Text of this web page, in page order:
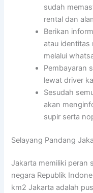
sudah
rental dan
Berikan
atau identitas
melalui
Pembayaran
lewat driver
Sesudah
akan
supir serta
Selayang Pandang
Jakarta memiliki peran
negara Republik
km2 Jakarta adalah